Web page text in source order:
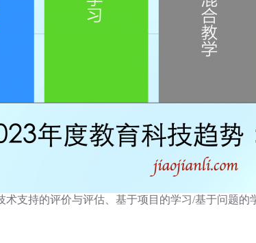
支持的评价与评估、基于项目的学习/基于问题的